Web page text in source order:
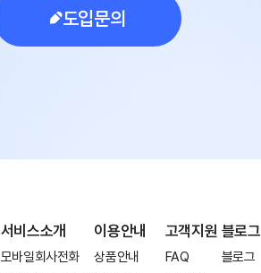
도입문의
서비스소개
모바일회사전화
이용안내
상품안내
고객지원
FAQ
블로그
블로그